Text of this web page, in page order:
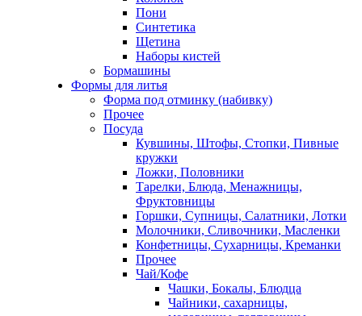
Пони
Синтетика
Щетина
Наборы кистей
Бормашины
Формы для литья
Форма под отминку (набивку)
Прочее
Посуда
Кувшины, Штофы, Стопки, Пивные
кружки
Ложки, Половники
Тарелки, Блюда, Менажницы,
Фруктовницы
Горшки, Супницы, Салатники, Лотки
Молочники, Сливочники, Масленки
Конфетницы, Сухарницы, Креманки
Прочее
Чай/Кофе
Чашки, Бокалы, Блюдца
Чайники, сахарницы,